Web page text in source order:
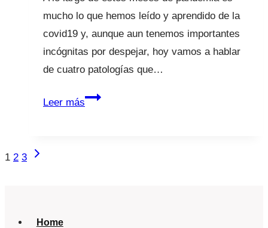
mucho lo que hemos leído y aprendido de la
covid19 y, aunque aun tenemos importantes
incógnitas por despejar, hoy vamos a hablar
de cuatro patologías que…
Leer másAsma,
Navegación
1 2 3
Siguiente
Home